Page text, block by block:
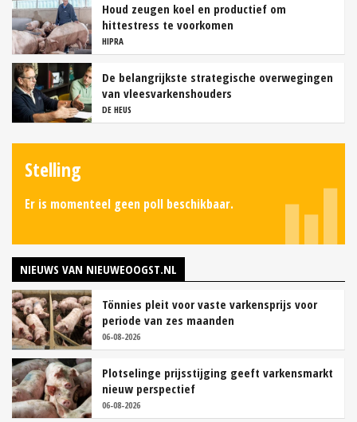
Houd zeugen koel en productief om
hittestress te voorkomen
HIPRA
De belangrijkste strategische overwegingen
van vleesvarkenshouders
DE HEUS
Stelling
Er is momenteel geen poll beschikbaar.
NIEUWS VAN NIEUWEOOGST.NL
Tönnies pleit voor vaste varkensprijs voor
periode van zes maanden
06-08-2026
Plotselinge prijsstijging geeft varkensmarkt
nieuw perspectief
06-08-2026